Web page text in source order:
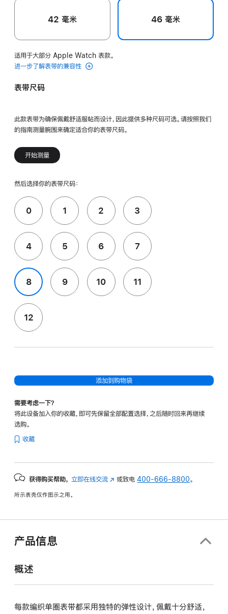
42 毫米 46 毫米
适用于大部分 Apple Watch 表款。
进一步了解表带的兼容性
表带尺码
此款表带为确保佩戴舒适服帖而设计，因此提供多种尺码可选。请按照我们
的指南测量腕围来确定适合你的表带尺码。
开始测量
然后选择你的表带尺码：
0 1 2 3
4 5 6 7
8 9 10 11
12
添加到购物袋
需要考虑一下？
将此设备加入你的收藏，即可先保留全部配置选择，之后随时回来再继续
选购。
收藏
获得购买帮助， 立即在线交流 (在
中
或致电400-666-8800 。
所示表壳仅作图示之用。
产品信息
概述
每款编织单圈表带都采用独特的弹性设计，佩戴十分舒适，